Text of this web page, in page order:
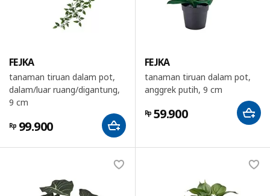
FEJKA
tanaman tiruan dalam pot,
dalam/luar ruang/digantung,
9 cm
Rp 99.900
FEJKA
tanaman tiruan dalam pot,
anggrek putih, 9 cm
Rp 59.900